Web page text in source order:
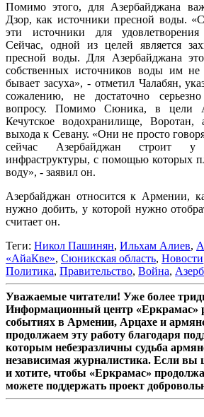
Помимо этого, для Азербайджана
Дзор, как источники пресной воды.
эти источники для
Сейчас, одной из целей является
пресной воды. Для Азербайджана это
собственных источников воды им не
бывает засуха», - отметил Чалабян,
сожалению, не достаточно
вопросу. Помимо Сюника, в цели
Кечутское водохранилище, Воротан,
выхода к Севану. «Они не просто
сейчас Азербайджан строит
инфраструктуры, с помощью которых
воду», - заявил он.
Азербайджан относится к Армении,
нужно добить, у которой нужно
считает он.
Теги: Никол Пашинян, Ильхам Алиев,
«АйаКве», Сюникская область, Новости
Политика, Правительство, Война,
Уважаемые читатели! Уже более
Информационный центр «Еркрамас»
событиях в Армении, Арцахе и
продолжаем эту работу благодаря
которым небезразличны судьба
независимая журналистика. Если вы
и хотите, чтобы «Еркрамас»
можете поддержать проект